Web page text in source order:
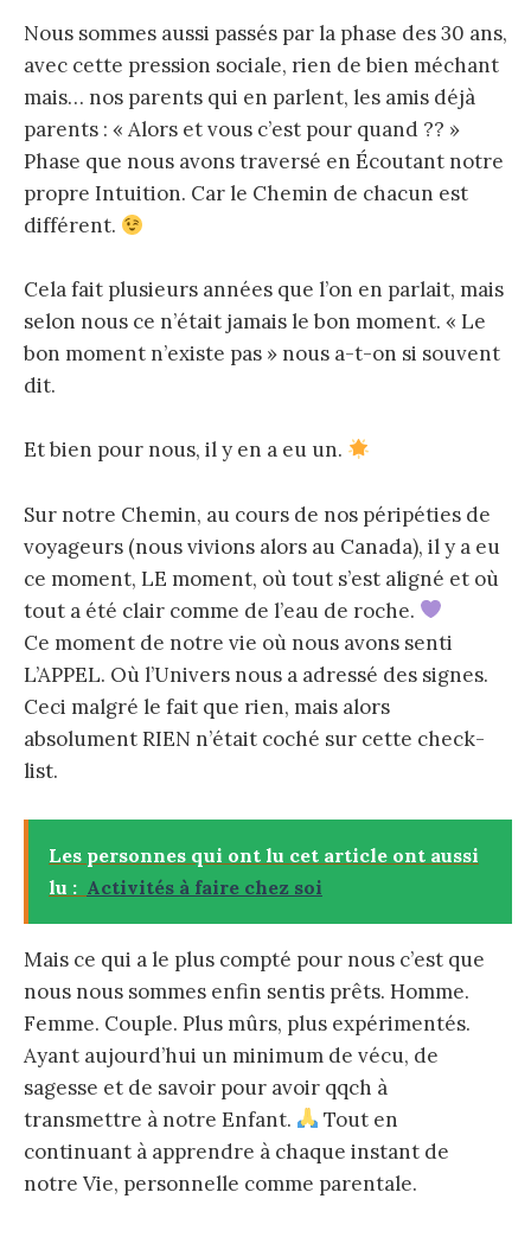
Nous sommes aussi passés par la phase des 30 ans,
avec cette pression sociale, rien de bien méchant
mais… nos parents qui en parlent, les amis déjà
parents : « Alors et vous c’est pour quand ?? »
Phase que nous avons traversé en Écoutant notre
propre Intuition. Car le Chemin de chacun est
différent.
Cela fait plusieurs années que l’on en parlait, mais
selon nous ce n’était jamais le bon moment. « Le
bon moment n’existe pas » nous a-t-on si souvent
dit.
Et bien pour nous, il y en a eu un.
Sur notre Chemin, au cours de nos péripéties de
voyageurs (nous vivions alors au Canada), il y a eu
ce moment, LE moment, où tout s’est aligné et où
tout a été clair comme de l’eau de roche.
Ce moment de notre vie où nous avons senti
L’APPEL. Où l’Univers nous a adressé des signes.
Ceci malgré le fait que rien, mais alors
absolument RIEN n’était coché sur cette check-
list.
Les personnes qui ont lu cet article ont aussi
lu : Activités à faire chez soi
Mais ce qui a le plus compté pour nous c’est que
nous nous sommes enfin sentis prêts. Homme.
Femme. Couple. Plus mûrs, plus expérimentés.
Ayant aujourd’hui un minimum de vécu, de
sagesse et de savoir pour avoir qqch à
transmettre à notre Enfant.
Tout en
continuant à apprendre à chaque instant de
notre Vie, personnelle comme parentale.